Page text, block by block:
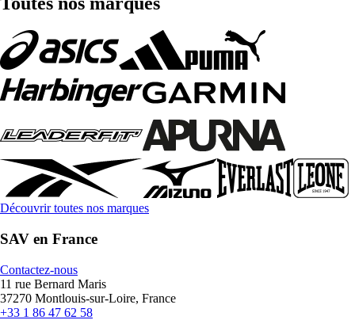
Découvrir toutes nos marques
SAV en France
Contactez-nous
11 rue Bernard Maris
37270 Montlouis-sur-Loire, France
+33 1 86 47 62 58